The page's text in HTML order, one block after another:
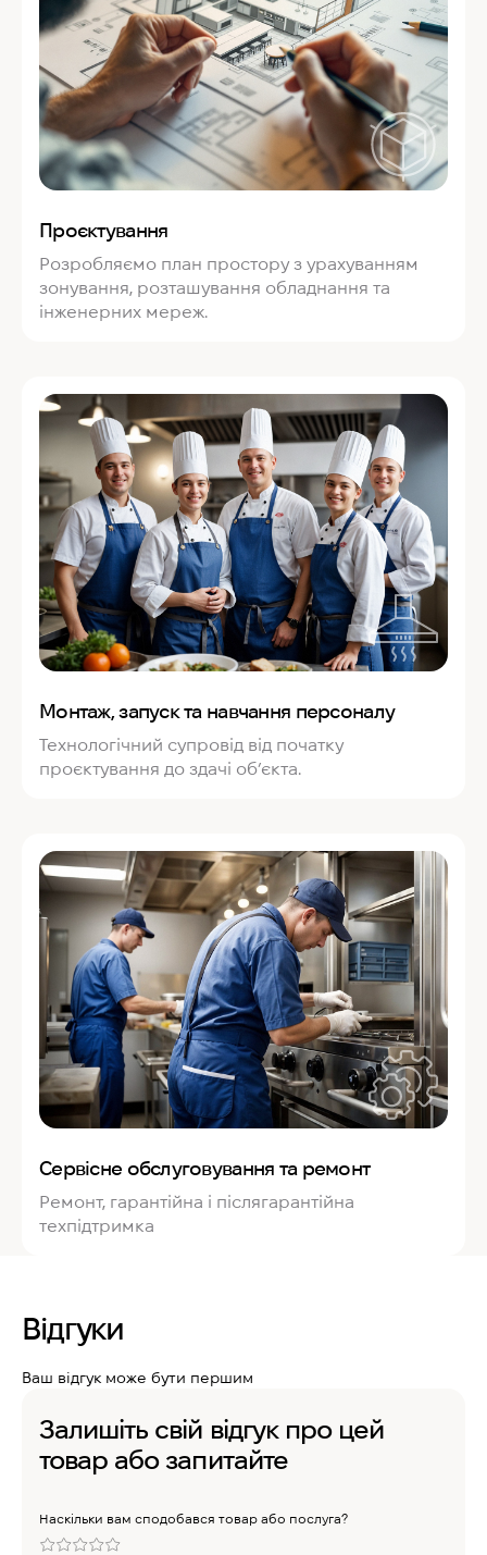
Проєктування
Розробляємо план простору з урахуванням
зонування, розташування обладнання та
інженерних мереж.
Монтаж, запуск та навчання персоналу
Технологічний супровід від початку
проєктування до здачі об’єкта.
Сервісне обслуговування та ремонт
Ремонт, гарантійна і післягарантійна
техпідтримка
Відгуки
Ваш відгук може бути першим
Залишіть свій відгук про цей
товар або запитайте
Наскільки вам сподобався товар або послуга?